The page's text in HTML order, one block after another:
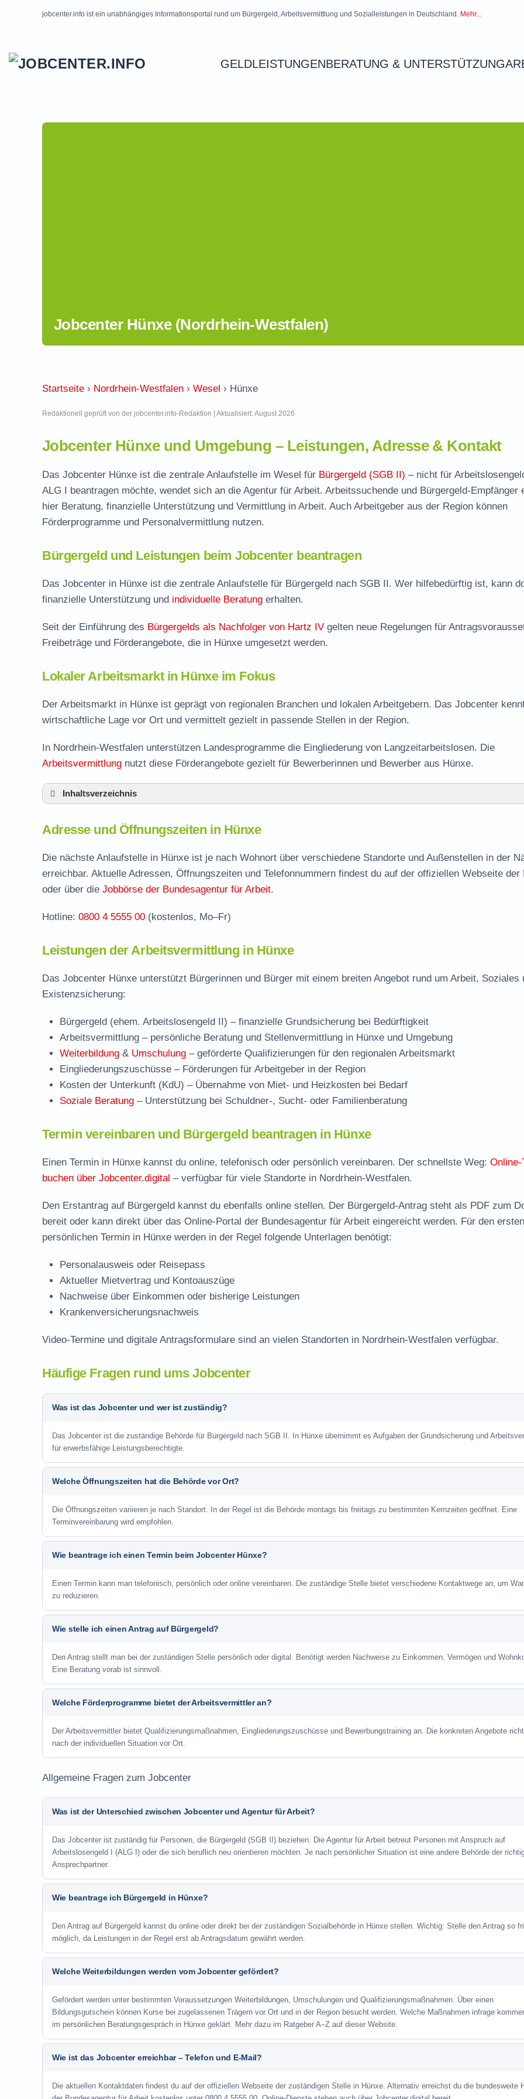
jobcenter.info ist ein unabhängiges Informationsportal rund um Bürgergeld, Arbeitsvermittlung und Sozialleistungen in Deutschland. Mehr...
GELDLEISTUNGENBERATUNG & UNTERSTÜTZUNG
Jobcenter Hünxe (Nordrhein-Westfalen)
Startseite › Nordrhein-Westfalen › Wesel › Hünxe
Redaktionell geprüft von der jobcenter.info-Redaktion | Aktualisiert: August 2026
Jobcenter Hünxe und Umgebung – Leistungen, Adresse & Kontakt
Das Jobcenter Hünxe ist die zentrale Anlaufstelle im Wesel für Bürgergeld (SGB II) – nicht für
ALG I beantragen möchte, wendet sich an die Agentur für Arbeit. Arbeitssuchende und Bürgergeld-Empfänger
hier Beratung, finanzielle Unterstützung und Vermittlung in Arbeit. Auch Arbeitgeber aus der Region können
Förderprogramme und Personalvermittlung nutzen.
Bürgergeld und Leistungen beim Jobcenter beantragen
Das Jobcenter in Hünxe ist die zentrale Anlaufstelle für Bürgergeld nach SGB II. Wer hilfebedürftig ist, kann
finanzielle Unterstützung und individuelle Beratung erhalten.
Seit der Einführung des Bürgergelds als Nachfolger von Hartz IV gelten neue Regelungen für
Freibeträge und Förderangebote, die in Hünxe umgesetzt werden.
Lokaler Arbeitsmarkt in Hünxe im Fokus
Der Arbeitsmarkt in Hünxe ist geprägt von regionalen Branchen und lokalen Arbeitgebern. Das Jobcenter
wirtschaftliche Lage vor Ort und vermittelt gezielt in passende Stellen in der Region.
In Nordrhein-Westfalen unterstützen Landesprogramme die Eingliederung von Langzeitarbeitslosen. Die
Arbeitsvermittlung nutzt diese Förderangebote gezielt für Bewerberinnen und Bewerber aus Hünxe.
Inhaltsverzeichnis
Leistungen der Arbeitsvermittlung in Hünxe
Termin vereinbaren und Bürgergeld beantragen
Jobcenter Wesel – zuständige Stelle
Stellenangebote und Jobbörse in Hünxe
Häufige Fragen rund ums Jobcenter
Adresse und Öffnungszeiten in Hünxe
Die nächste Anlaufstelle in Hünxe ist je nach Wohnort über verschiedene Standorte und Außenstellen in der
erreichbar. Aktuelle Adressen, Öffnungszeiten und Telefonnummern findest du auf der offiziellen Webseite der
oder über die Jobbörse der Bundesagentur für Arbeit.
Hotline: 0800 4 5555 00 (kostenlos, Mo–Fr)
Leistungen der Arbeitsvermittlung in Hünxe
Das Jobcenter Hünxe unterstützt Bürgerinnen und Bürger mit einem breiten Angebot rund um Arbeit, Soziales
Existenzsicherung:
Bürgergeld (ehem. Arbeitslosengeld II) – finanzielle Grundsicherung bei Bedürftigkeit
Arbeitsvermittlung – persönliche Beratung und Stellenvermittlung in Hünxe und Umgebung
Weiterbildung & Umschulung – geförderte Qualifizierungen für den regionalen Arbeitsmarkt
Eingliederungszuschüsse – Förderungen für Arbeitgeber in der Region
Kosten der Unterkunft (KdU) – Übernahme von Miet- und Heizkosten bei Bedarf
Soziale Beratung – Unterstützung bei Schuldner-, Sucht- oder Familienberatung
Termin vereinbaren und Bürgergeld beantragen in Hünxe
Einen Termin in Hünxe kannst du online, telefonisch oder persönlich vereinbaren. Der schnellste Weg: Online-
buchen über Jobcenter.digital – verfügbar für viele Standorte in Nordrhein-Westfalen.
Den Erstantrag auf Bürgergeld kannst du ebenfalls online stellen. Der Bürgergeld-Antrag steht als PDF zum
bereit oder kann direkt über das Online-Portal der Bundesagentur für Arbeit eingereicht werden. Für den ersten
persönlichen Termin in Hünxe werden in der Regel folgende Unterlagen benötigt:
Personalausweis oder Reisepass
Aktueller Mietvertrag und Kontoauszüge
Nachweise über Einkommen oder bisherige Leistungen
Krankenversicherungsnachweis
Video-Termine und digitale Antragsformulare sind an vielen Standorten in Nordrhein-Westfalen verfügbar.
Häufige Fragen rund ums Jobcenter
Was ist das Jobcenter und wer ist zuständig?
Das Jobcenter ist die zuständige Behörde für Bürgergeld nach SGB II. In Hünxe übernimmt es Aufgaben der Grundsicherung und
für erwerbsfähige Leistungsberechtigte.
Welche Öffnungszeiten hat die Behörde vor Ort?
Die Öffnungszeiten variieren je nach Standort. In der Regel ist die Behörde montags bis freitags zu bestimmten Kernzeiten geöffnet. Eine
Terminvereinbarung wird empfohlen.
Wie beantrage ich einen Termin beim Jobcenter Hünxe?
Einen Termin kann man telefonisch, persönlich oder online vereinbaren. Die zuständige Stelle bietet verschiedene Kontaktwege an, um
zu reduzieren.
Wie stelle ich einen Antrag auf Bürgergeld?
Den Antrag stellt man bei der zuständigen Stelle persönlich oder digital. Benötigt werden Nachweise zu Einkommen, Vermögen und
Eine Beratung vorab ist sinnvoll.
Welche Förderprogramme bietet der Arbeitsvermittler an?
Der Arbeitsvermittler bietet Qualifizierungsmaßnahmen, Eingliederungszuschüsse und Bewerbungstraining an. Die konkreten Angebote
nach der individuellen Situation vor Ort.
Allgemeine Fragen zum Jobcenter
Was ist der Unterschied zwischen Jobcenter und Agentur für Arbeit?
Das Jobcenter ist zuständig für Personen, die Bürgergeld (SGB II) beziehen. Die Agentur für Arbeit betreut Personen mit Anspruch auf
Arbeitslosengeld I (ALG I) oder die sich beruflich neu orientieren möchten. Je nach persönlicher Situation ist eine andere Behörde der
Ansprechpartner.
Wie beantrage ich Bürgergeld in Hünxe?
Den Antrag auf Bürgergeld kannst du online oder direkt bei der zuständigen Sozialbehörde in Hünxe stellen. Wichtig: Stelle den Antrag so
möglich, da Leistungen in der Regel erst ab Antragsdatum gewährt werden.
Welche Weiterbildungen werden vom Jobcenter gefördert?
Gefördert werden unter bestimmten Voraussetzungen Weiterbildungen, Umschulungen und Qualifizierungsmaßnahmen. Über einen
Bildungsgutschein können Kurse bei zugelassenen Trägern vor Ort und in der Region besucht werden. Welche Maßnahmen infrage
im persönlichen Beratungsgespräch in Hünxe geklärt. Mehr dazu im Ratgeber A–Z auf dieser Website.
Wie ist das Jobcenter erreichbar – Telefon und E-Mail?
Die aktuellen Kontaktdaten findest du auf der offiziellen Webseite der zuständigen Stelle in Hünxe. Alternativ erreichst du die bundesweite